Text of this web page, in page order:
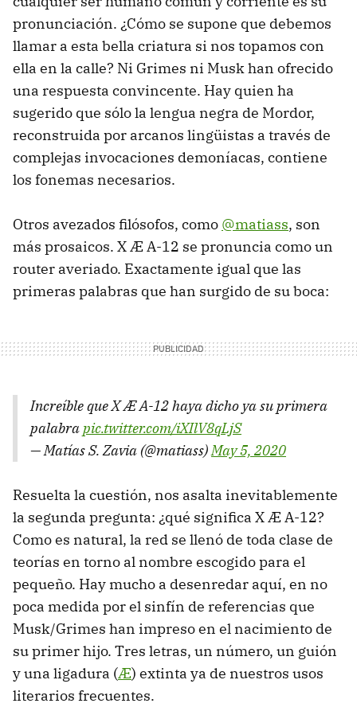
pronunciación. ¿Cómo se supone que debemos
llamar a esta bella criatura si nos topamos con
ella en la calle? Ni Grimes ni Musk han ofrecido
una respuesta convincente. Hay quien ha
sugerido que sólo la lengua negra de Mordor,
reconstruida por arcanos lingüistas a través de
complejas invocaciones demoníacas, contiene
los fonemas necesarios.
Otros avezados filósofos, como @matiass, son
más prosaicos. X Æ A-12 se pronuncia como un
router averiado. Exactamente igual que las
primeras palabras que han surgido de su boca:
Increíble que X Æ A-12 haya dicho ya su primera
palabrapic.twitter.com/iXIlV8qLjS
— Matías S. Zavia (@matiass)May 5, 2020
Resuelta la cuestión, nos asalta inevitablemente
la segunda pregunta: ¿qué significa X Æ A-12?
Como es natural, la red se llenó de toda clase de
teorías en torno al nombre escogido para el
pequeño. Hay mucho a desenredar aquí, en no
poca medida por el sinfín de referencias que
Musk/Grimes han impreso en el nacimiento de
su primer hijo. Tres letras, un número, un guión
y una ligadura (Æ) extinta ya de nuestros usos
literarios frecuentes.